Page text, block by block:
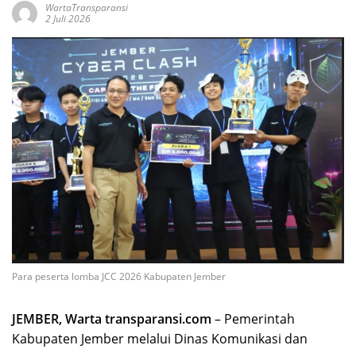
WartaTransparansi
2 Juli 2026
Para peserta lomba JCC 2026 Kabupaten Jember
JEMBER, Warta transparansi.com – Pemerintah
Kabupaten Jember melalui Dinas Komunikasi dan